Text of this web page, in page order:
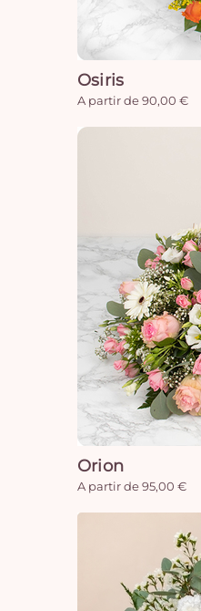
Osiris
A partir de 90,00 €
Orion
A partir de 95,00 €